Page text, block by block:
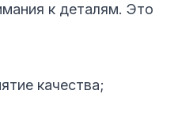
к деталям. Это
качества;